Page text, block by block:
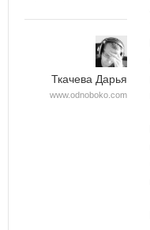
Ткачева Дарья
www.odnoboko.com